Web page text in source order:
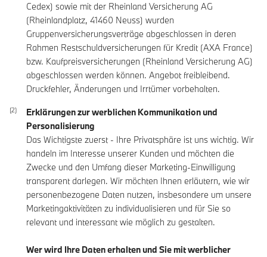
Cedex) sowie mit der Rheinland Versicherung AG
(Rheinlandplatz, 41460 Neuss) wurden
Gruppenversicherungsverträge abgeschlossen in deren
Rahmen Restschuldversicherungen für Kredit (AXA France)
bzw. Kaufpreisversicherungen (Rheinland Versicherung AG)
abgeschlossen werden können. Angebot freibleibend.
Druckfehler, Änderungen und Irrtümer vorbehalten.
Erklärungen zur werblichen Kommunikation und
Personalisierung
Das Wichtigste zuerst - Ihre Privatsphäre ist uns wichtig. Wir
handeln im Interesse unserer Kunden und möchten die
Zwecke und den Umfang dieser Marketing-Einwilligung
transparent darlegen. Wir möchten Ihnen erläutern, wie wir
personenbezogene Daten nutzen, insbesondere um unsere
Marketingaktivitäten zu individualisieren und für Sie so
relevant und interessant wie möglich zu gestalten.
Wer wird Ihre Daten erhalten und Sie mit werblicher